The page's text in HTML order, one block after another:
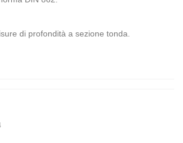
di profondità a sezione tonda.